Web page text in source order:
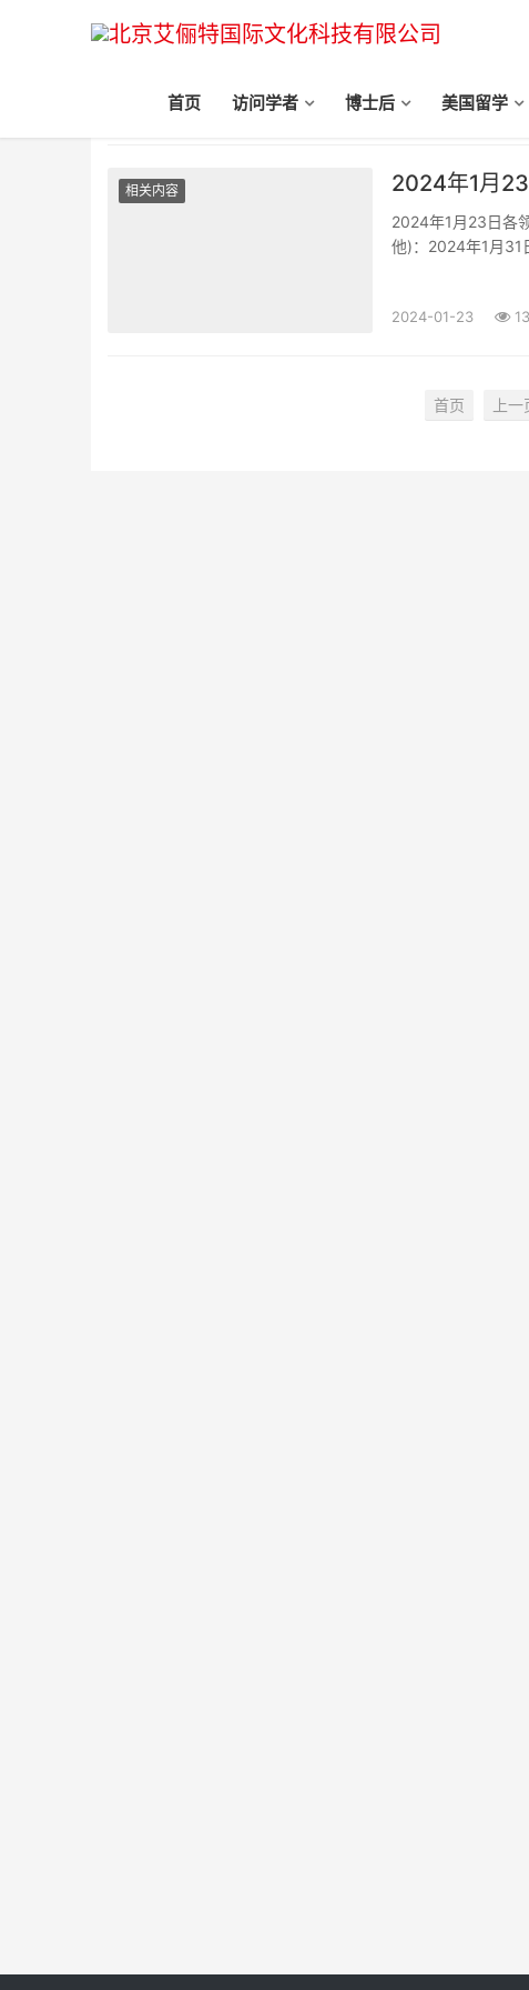
首页 访问学者 博士后 美国留学
相关内容
相关内容 2024年1月
2024年1月23日各
他)：2024年1月31
2024-01-23
首页 上一